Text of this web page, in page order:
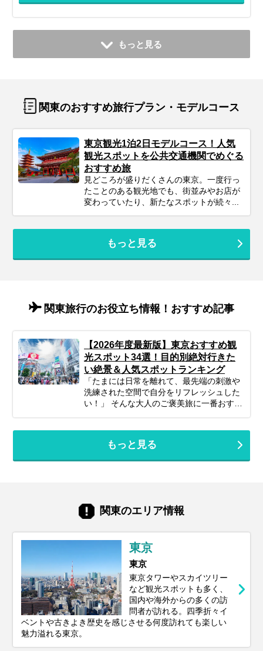
もっと見る
関東のおすすめ旅行プラン・モデルコース
東京観光1泊2日モデルコース！人気
観光スポットを公共交通機関でめぐる
おすすめ旅
見どころが盛りだくさんの東京。一度行っ
たことのある観光地でも、街並みやお店が
変わっていたり、新たなスポットが続々...
もっと見る
関東旅行のお役立ち情報！おすすめ記事
【2026年度最新版】東京おすすめ観
光スポット34選！目的別絶対行きた
い絶景＆人気スポットランキング
「たまには日常を離れて、最先端の刺激や
洗練された空間で自分をリフレッシュした
い！」 そんな大人のご褒美旅に一番おすす
アートやエンターテインメント、そして江
戸の風情を感じる下町まで、多彩な魅力が
ットから、一度は訪れたい定番名所まで、
東京の魅力を存分に味わえる観光地を厳選
けてみてください。
もっと見る
関東のエリア情報
東京
東京
東京タワーやスカイツリー
など観光スポットも多く、
国内や海外からの多くの訪
問者が訪れる。四季折々イ
ベントや古きよき歴史を感じさせる何度訪れても楽しい
魅力溢れる東京。